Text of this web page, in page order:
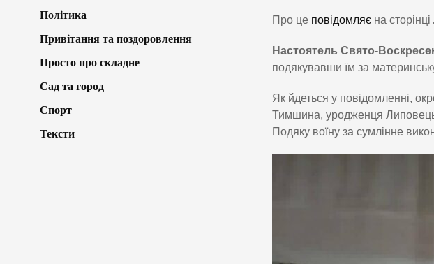
Про це повідомляєна сторінці
Настоятель Свято-
подякувавши їм за
Як йдеться у повідомленні,
Тимшина, уродженця
Подяку воїну за сумлінне
Політика
Привітання та поздоровлення
Просто про складне
Сад та город
Спорт
Тексти